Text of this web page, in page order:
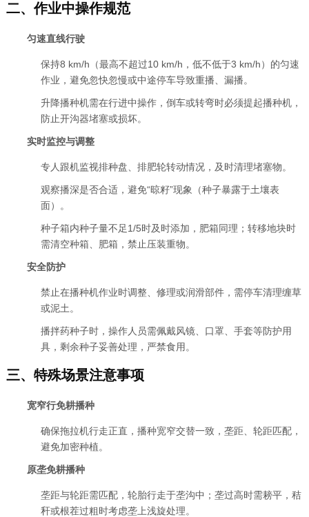
二、作业中操作规范
匀速直线行驶
保持8 km/h（最高不超过10 km/h，低不低于3 km/h）的匀速
作业，避免忽快忽慢或中途停车导致重播、漏播。
升降播种机需在行进中操作，倒车或转弯时必须提起播种机，
防止开沟器堵塞或损坏。
实时监控与调整
专人跟机监视排种盘、排肥轮转动情况，及时清理堵塞物。
观察播深是否合适，避免“晾籽”现象（种子暴露于土壤表
面）。
种子箱内种子量不足1/5时及时添加，肥箱同理；转移地块时
需清空种箱、肥箱，禁止压装重物。
安全防护
禁止在播种机作业时调整、修理或润滑部件，需停车清理缠草
或泥土。
播拌药种子时，操作人员需佩戴风镜、口罩、手套等防护用
具，剩余种子妥善处理，严禁食用。
三、特殊场景注意事项
宽窄行免耕播种
确保拖拉机行走正直，播种宽窄交替一致，垄距、轮距匹配，
避免加密种植。
原垄免耕播种
垄距与轮距需匹配，轮胎行走于垄沟中；垄过高时需耪平，秸
秆或根茬过粗时考虑垄上浅旋处理。